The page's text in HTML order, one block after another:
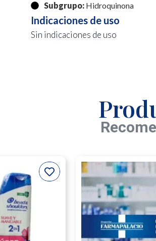
Subgrupo:Hidroquinona
Indicaciones de uso
Sin indicaciones de uso